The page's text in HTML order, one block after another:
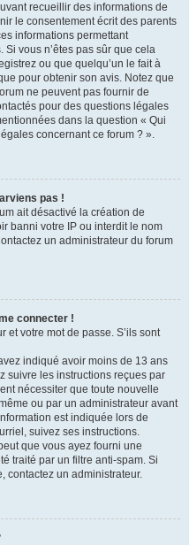
recueillir des informations de
le consentement écrit des parents
informations permettant
vous n’êtes pas sûr que cela
ou que quelqu’un le fait à
pour obtenir son avis. Notez que
ne peuvent pas fournir de
pour des questions légales
dans la question « Qui
concernant ce forum ? ».
pas !
ait désactivé la création de
banni votre IP ou interdit le nom
un administrateur du forum
connecter !
et votre mot de passe. S’ils sont
indiqué avoir moins de 13 ans
suivre les instructions reçues par
nécessiter que toute nouvelle
ou par un administrateur avant
est indiquée lors de
suivez ses instructions.
que vous ayez fourni une
traité par un filtre anti-spam. Si
contactez un administrateur.